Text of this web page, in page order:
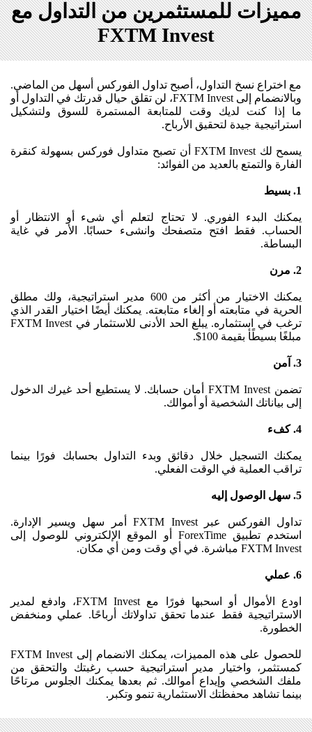
مميزات للمستثمرين من التداول مع
FXTM Invest
مع اختراع نسخ التداول، أصبح تداول الفوركس أسهل من الماضي.
وبالانضمام إلى FXTM Invest، لن تقلق حيال قدرتك في التداول أو
ما إذا كنت لديك وقت للمتابعة المستمرة للسوق ولتشكيل
استراتيجية جيدة لتحقيق الأرباح.
يسمح لك FXTM Invest أن تصبح متداول فوركس بسهولة كنقرة
الفارة والتمتع بالعديد من الفوائد:
1. بسيط
يمكنك البدء الفوري. لا تحتاج لتعلم أي شىء أو الانتظار أو
الحساب. فقط افتح متصفحك وانشىء حسابًا. الأمر في غاية
البساطة.
2. مرن
يمكنك الاختيار من أكثر من 600 مدير استراتيجية، ولك مطلق
الحرية في متابعته أو إلغاء متابعته. يمكنك أيضًا اختيار القدر الذي
ترغب في استثماره. يبلغ الحد الأدنى للاستثمار في FXTM Invest
مبلغًا بسيطًأ بقيمة 100$.
3. آمن
تضمن FXTM Invest أمان حسابك. لا يستطيع أحد غيرك الدخول
إلى بياناتك الشخصية أو أموالك.
4. كفء
يمكنك التسجيل خلال دقائق وبدء التداول بحسابك فورًا بينما
تراقب العملية في الوقت الفعلي.
5. سهل الوصول إليه
تداول الفوركس عبر FXTM Invest أمر سهل ويسير الإدارة.
استخدم تطبيق ForexTime أو الموقع الإلكتروني للوصول إلى
FXTM Invest مباشرة. في أي وقت ومن أي مكان.
6. عملي
اودع الأموال أو اسحبها فورًا مع FXTM Invest، وادفع لمدير
الاستراتيجية فقط عندما تحقق تداولاتك أرباحًا. عملي ومنخفض
الخطورة.
للحصول على هذه المميزات، يمكنك الانضمام إلى FXTM Invest
كمستثمر، واختيار مدير استراتيجية حسب رغبتك والتحقق من
ملفك الشخصي وإيداع أموالك. ثم بعدها يمكنك الجلوس مرتاحًا
بينما تشاهد محفظتك الاستثمارية تنمو وتكبر.